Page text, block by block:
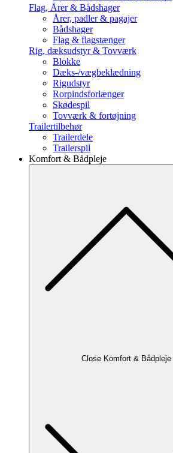
Flag, Årer & Bådshager
Årer, padler & pagajer
Bådshager
Flag & flagstænger
Rig, dæksudstyr & Tovværk
Blokke
Dæks-/vægbeklædning
Rigudstyr
Rorpindsforlænger
Skødespil
Tovværk & fortøjning
Trailertilbehør
Trailerdele
Trailerspil
Komfort & Bådpleje
Close Komfort & Bådpleje